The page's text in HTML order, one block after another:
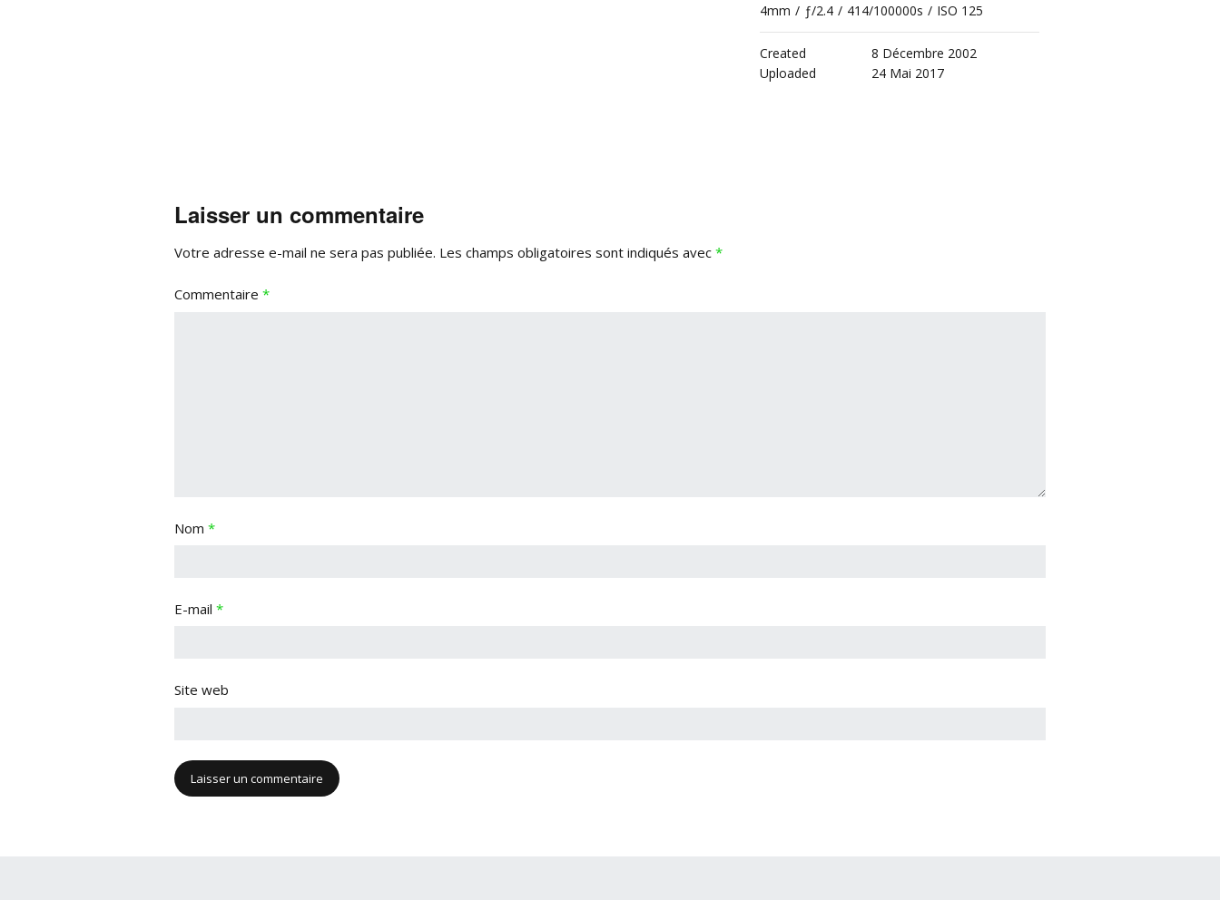
4mm / ƒ/2.4 / 414/100000s / ISO 125
Created
8 Décembre 2002
Uploaded
24 Mai 2017
Laisser un commentaire
Votre adresse e-mail ne sera pas publiée. Les champs obligatoires sont indiqués avec *
Commentaire *
Nom *
E-mail *
Site web